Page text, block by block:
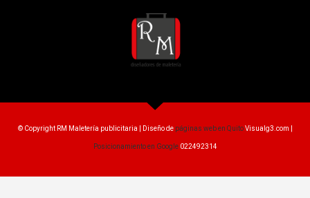
© Copyright RM Maletería publicitaria | Diseño de páginas web en QuitoVisualg3.com |
Posicionamiento en Google022492314